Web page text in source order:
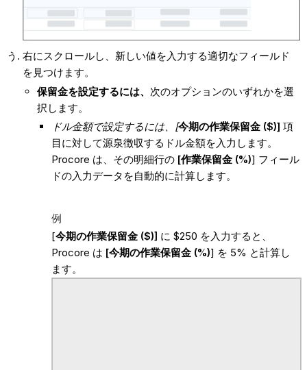
右にスクロールし、新しい値を入力する適切なフィールド
を見つけます。
保留金を設定するには、 次のオプションのいずれかを選
択します。
ドル金額で設定するには、[今期の作業保留金 ($)] 項
目に対して源泉徴収するドル金額を入力します。
Procore は、その明細行の [作業保留金 (%)] フィール
ドの入力データを自動的に計算します。
例
[今期の作業保留金 ($)] に $250 を入力すると、
Procore は [今期の作業保留金 (%)] を 5% と計算し
ます。